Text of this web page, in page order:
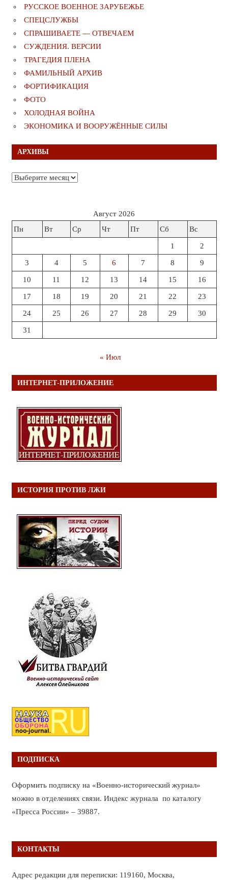
РУССКОЕ ВОЕННОЕ ЗАРУБЕЖЬЕ
СПЕЦСЛУЖБЫ
СПРАШИВАЕТЕ — ОТВЕЧАЕМ
СУЖДЕНИЯ. ВЕРСИИ
ТРАГЕДИЯ ПЛЕНА
ФАМИЛЬНЫЙ АРХИВ
ФОРТИФИКАЦИЯ
ФОТО
ХОЛОДНАЯ ВОЙНА
ЭКОНОМИКА И ВООРУЖЁННЫЕ СИЛЫ
АРХИВЫ
Архивы
Август 2026
Пн
Вт Ср Чт Пт Сб Вс
1 2
3 4 5 6 7 8 9
10 11 12 13 14 15 16
17 18 19 20 21 22 23
24 25 26 27 28 29 30
31
« Июл
ИНТЕРНЕТ-ПРИЛОЖЕНИЕ
ИСТОРИЯ ПРОТИВ ЛЖИ
ПОДПИСКА
Оформить подписку на «Военно-исторический журнал»
можно в отделениях связи. Индекс журнала по каталогу
«Пресса России» – 39887.
КОНТАКТЫ
Адрес редакции для переписки: 119160, Москва,